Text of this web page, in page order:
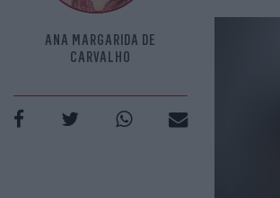
ANA MARGARIDA DE
CARVALHO